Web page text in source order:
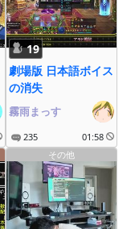
19
劇場版 日本語ボイス
の消失
霧雨まっす
235
01:58
その他